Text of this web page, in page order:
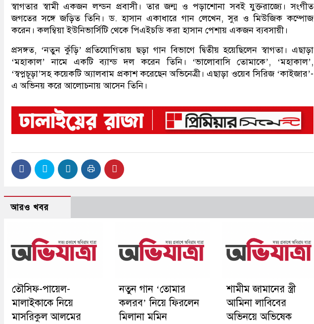
স্বাগতার স্বামী একজন লন্ডন প্রবাসী। তার জন্ম ও পড়াশোনা সবই যুক্তরাজ্যে। সংগীত
জগতের সঙ্গে জড়িত তিনি। ড. হাসান একাধারে গান লেখেন, সুর ও মিউজিক কম্পোজ
করেন। কলম্বিয়া ইউনিভার্সিটি থেকে পিএইচডি করা হাসান পেশায় একজন ব্যবসায়ী।
প্রসঙ্গত, ‘নতুন কুঁড়ি’ প্রতিযোগিতায় ছড়া গান বিভাগে দ্বিতীয় হয়েছিলেন স্বাগতা। এছাড়া
‘মহাকাল’ নামে একটি ব্যান্ড দল করেন তিনি। ‘ভালোবাসি তোমাকে’, ‘মহাকাল’,
‘স্বপ্নচূড়া’সহ কয়েকটি অ্যালবাম প্রকাশ করেছেন অভিনেত্রী। এছাড়া ওয়েব সিরিজ ‘কাইজার’-
এ অভিনয় করে আলোচনায় আসেন তিনি।
আরও খবর
তৌসিফ-পায়েল-
মালাইকাকে নিয়ে
মাসরিকুল আলমের
নতুন গান ‘তোমার
কলরব’ নিয়ে ফিরলেন
মিলানা মমিন
শামীম জামানের স্ত্রী
আমিনা লাবিবের
অভিনয়ে অভিষেক